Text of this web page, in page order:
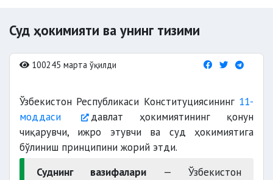
Суд ҳокимияти ва унинг тизими
100245 марта ўқилди
Ўзбекистон Республикаси Конституциясининг 11-
моддаси
давлат ҳокимиятининг қонун
чиқарувчи, ижро этувчи ва суд ҳокимиятига
бўлиниш принципини жорий этди.
Суднинг вазифалари — Ўзбекистон